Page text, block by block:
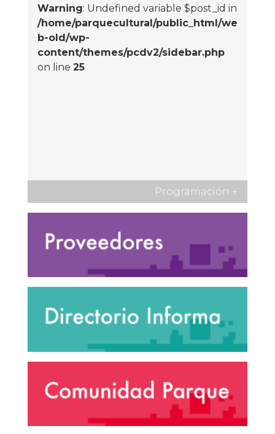
Warning: Undefined variable $post_id in
/home/parquecultural/public_html/we
b-old/wp-
content/themes/pcdv2/sidebar.php
on line 25
Programación +